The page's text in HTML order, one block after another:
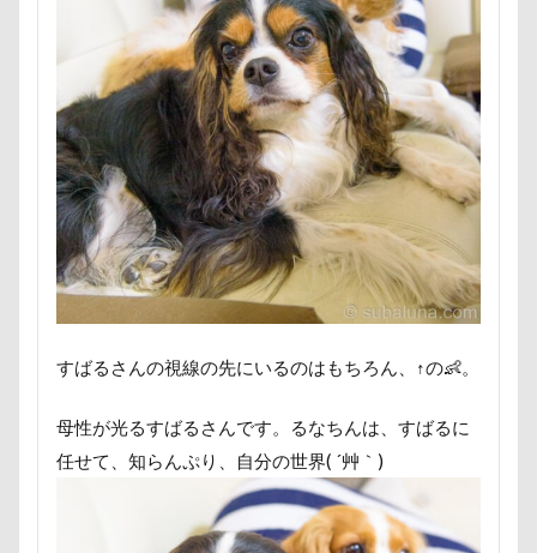
すばるさんの視線の先にいるのはもちろん、↑の👶。
母性が光るすばるさんです。るなちんは、すばるに
任せて、知らんぷり、自分の世界( ´艸｀)
プイネちゃん
ブロンズ像
マリンくん
マリーちゃん
ワンコクッキー
ルチアちゃん
レインコート
レイクウッズガーデンひめはるの里
レイちゃん
ルークくん
ルビーちゃん
ルビーくん
ルビー
ルナちゃん ルナくん
ルイちゃん
レオくん
ルイくん リーフくん
リード
リース
リリィーちゃん
リラちゃん
レインドッグス
レオナルドくん
リックくん
ロールクッション
ロープウェイ
ローズガーデン
ローアングル撮影
ロッテちゃん
レオンくん